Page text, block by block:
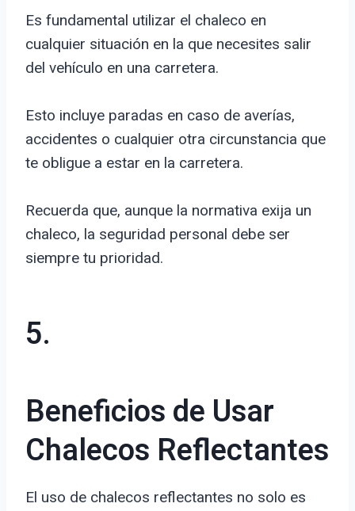
Es fundamental utilizar el chaleco en
cualquier situación en la que necesites salir
del vehículo en una carretera.
Esto incluye paradas en caso de averías,
accidentes o cualquier otra circunstancia que
te obligue a estar en la carretera.
Recuerda que, aunque la normativa exija un
chaleco, la seguridad personal debe ser
siempre tu prioridad.
5.
Beneficios de Usar
Chalecos Reflectantes
El uso de chalecos reflectantes no solo es